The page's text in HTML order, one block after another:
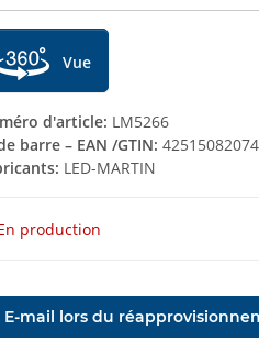
Vue
d'article: LM5266
barre – EAN /GTIN:
LED-MARTIN
production
E-mail lors du